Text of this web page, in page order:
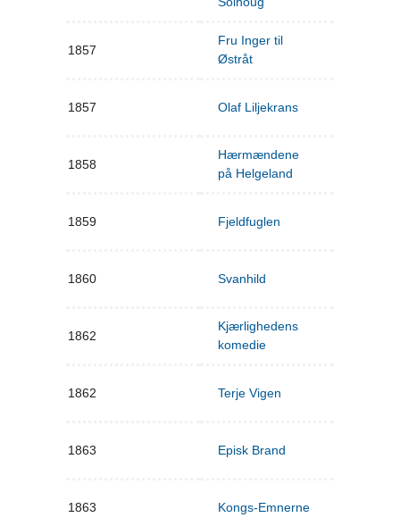
1857
Fru Inger til
Østråt
1857 Olaf Liljekrans
1858
Hærmændene
på Helgeland
1859 Fjeldfuglen
1860 Svanhild
1862
Kjærlighedens
komedie
1862 Terje Vigen
1863 Episk Brand
1863 Kongs-Emnerne